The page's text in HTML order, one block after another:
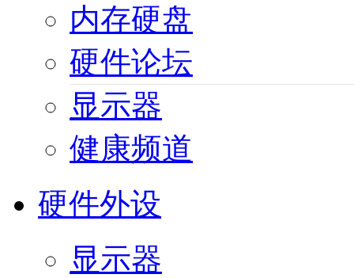
内存硬盘
硬件论坛
显示器
健康频道
硬件外设
显示器